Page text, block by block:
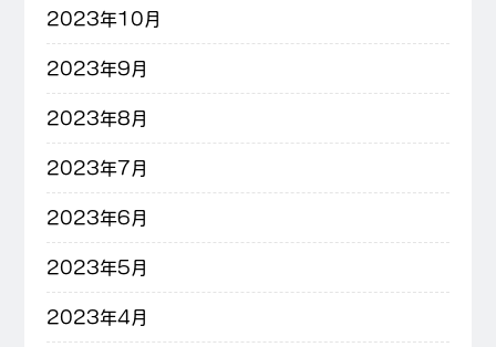
2023年10月
2023年9月
2023年8月
2023年7月
2023年6月
2023年5月
2023年4月